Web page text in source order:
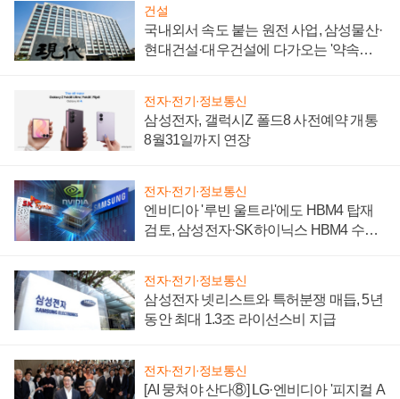
건설
국내외서 속도 붙는 원전 사업, 삼성물산·
현대건설·대우건설에 다가오는 '약속의
전자·전기·정보통신
삼성전자, 갤럭시Z 폴드8 사전예약 개통
8월31일까지 연장
전자·전기·정보통신
엔비디아 '루빈 울트라'에도 HBM4 탑재
검토, 삼성전자·SK하이닉스 HBM4 수율
전자·전기·정보통신
삼성전자 넷리스트와 특허분쟁 매듭, 5년
동안 최대 1.3조 라이선스비 지급
전자·전기·정보통신
[AI 뭉쳐야 산다⑧] LG·엔비디아 '피지컬 A